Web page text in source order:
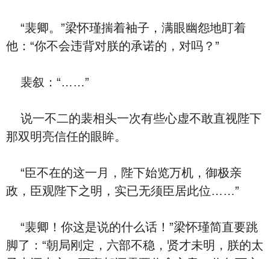
“裴卿。”梁怀瑾揣着袖子，满眼幽怨地盯着
他：“你不会违背对朕的承诺的，对吗？”
裴叙：“……”
说一不二的裴相头一次有些心虚不敢直视陛下
那双明亮信任的眼眸。
“臣不在的这一月，陛下始览万机，御极亲
政，臣观陛下之明，实已无须臣居此位……”
“裴卿！你这是说的什么话！”梁怀瑾简直要跳
脚了：“朝局刚定，六部不稳，贤才未明，朕的太